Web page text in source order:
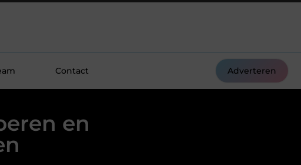
Contact Adverteren
en